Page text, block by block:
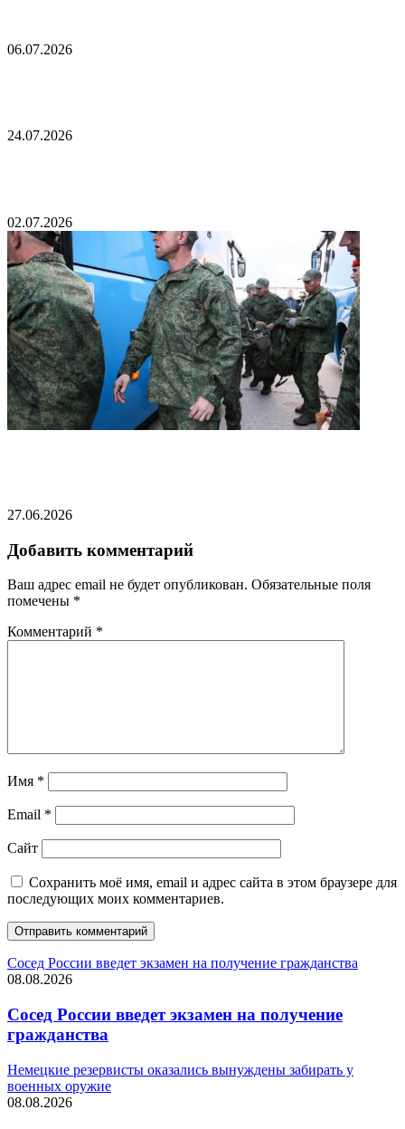
06.07.2026
24.07.2026
02.07.2026
27.06.2026
Добавить комментарий
Ваш адрес email не будет опубликован. Обязательные поля
помечены *
Комментарий *
Имя *
Email *
Сайт
Сохранить моё имя, email и адрес сайта в этом браузере для
последующих моих комментариев.
Сосед России введет экзамен на получение гражданства
08.08.2026
Сосед России введет экзамен на получение
гражданства
Немецкие резервисты оказались вынуждены забирать у
военных оружие
08.08.2026